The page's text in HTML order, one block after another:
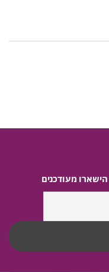
הישארו מעודכנים